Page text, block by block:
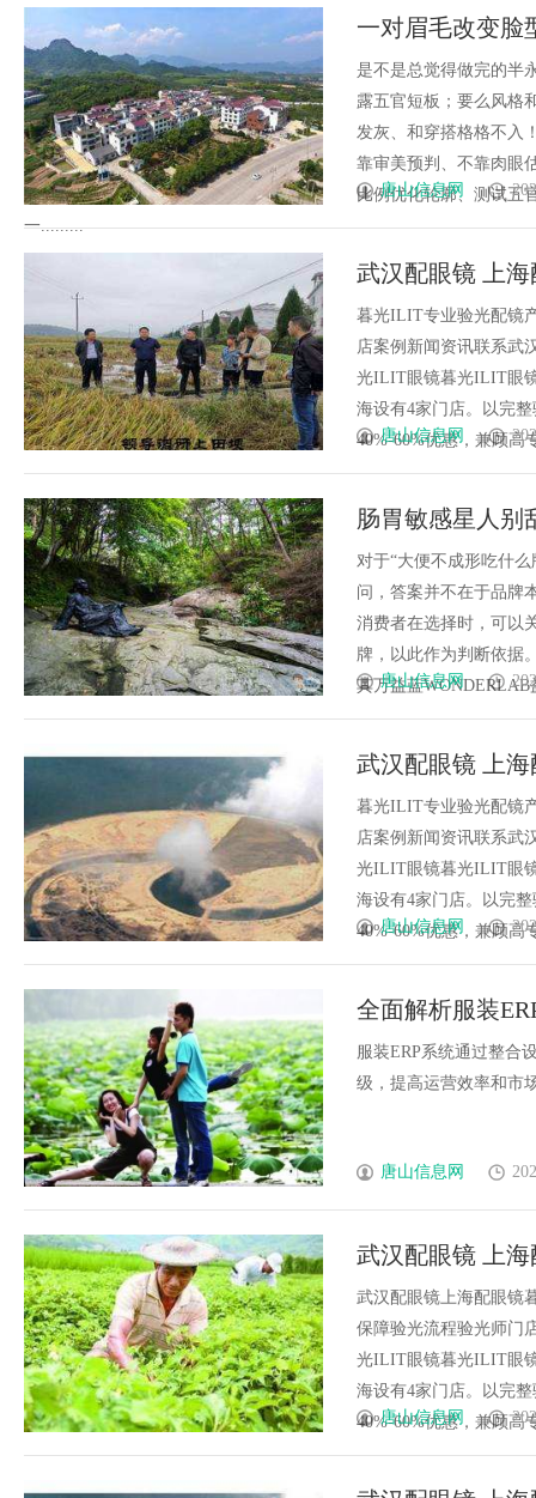
一对眉毛改变脸
眉形解法！久匠
是不是总觉得做完的半
露五官短板；要么风格
发灰、和穿搭格格不入
靠审美预判、不靠肉眼
比例优化轮廓、测试五
一.........
唐山信息网
武汉配眼镜 上
暮光ILIT专业验光配镜
店案例新闻资讯联系武
光ILIT眼镜暮光ILIT眼
海设有4家门店。以完
40%-60%优惠，兼顾高
唐山信息网
肠胃敏感星人别
调动力+7株护免
对于“大便不成形吃什
问，答案并不在于品牌
消费者在选择时，可以
牌，以此作为判断依据
其万益蓝
唐山信息网
武汉配眼镜 上
暮光ILIT专业验光配镜
店案例新闻资讯联系武
光ILIT眼镜暮光ILIT眼
海设有4家门店。以完
40%-60%优惠，兼顾高
唐山信息网
全面解析服装
案
服装ERP系统通过整合
级，提高运营效率和市
唐山信息网
武汉配眼镜 上
武汉配眼镜上海配眼镜
保障验光流程验光师门
光ILIT眼镜暮光ILIT眼
海设有4家门店。以完
40%-60%优惠，兼顾高
唐山信息网